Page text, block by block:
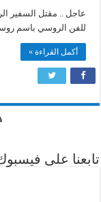
عاجل .. مقتل السفير
للفن الروسي باسم
أكمل القراءة »
تابعنا على